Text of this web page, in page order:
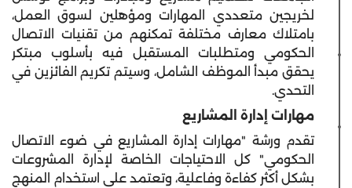
لخريجين متعددي المهارات ومؤهلين لسوق العمل،
بامتلاك معارف مختلفة تمكنهم من تقنيات الاتصال
الحكومي ومتطلبات المستقبل فيه بأسلوب مبتكر
يحقق مبدأ الموظف الشامل، وسيتم تكريم الفائزين في
التحدي.
مهارات إدارة المشاريع
تقدم ورشة "مهارات إدارة المشاريع في ضوء الاتصال
الحكومي" كل الاحتياجات الخاصة لإدارة المشروعات
بشكل أكثر كفاءة وفاعلية، وتعتمد على استخدام المنهج